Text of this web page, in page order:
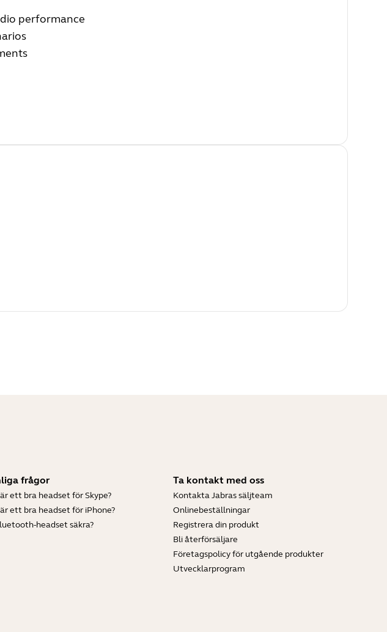
performance
frågor
ett bra headset för Skype?
ett bra headset för iPhone?
headset säkra?
Ta kontakt med oss
Kontakta Jabras säljteam
Onlinebeställningar
Registrera din produkt
Bli återförsäljare
Företagspolicy för utgående produkter
Utvecklarprogram